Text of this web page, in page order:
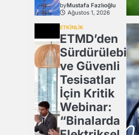
byMustafa Fazlıoğlu
Ağustos 1, 2026
ETKİNLİK
ETMD’den
Sürdürülebilir
ve Güvenli
Tesisatlar
İçin Kritik
Webinar:
“Binalarda